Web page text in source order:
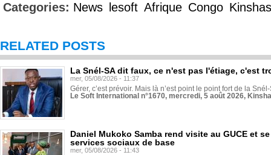
Categories: News lesoft Afrique Congo
RELATED POSTS
La Snél-SA dit faux, ce n'est pas l'étiage, c'est
mer, 05/08/2026 - 11:37
Gérer, c’est prévoir. Mais là n’est point le point fort de la
Le Soft International n°1670, mercredi, 5 août 2026,
Daniel Mukoko Samba rend visite au GUCE et
services sociaux de base
mer, 05/08/2026 - 11:43